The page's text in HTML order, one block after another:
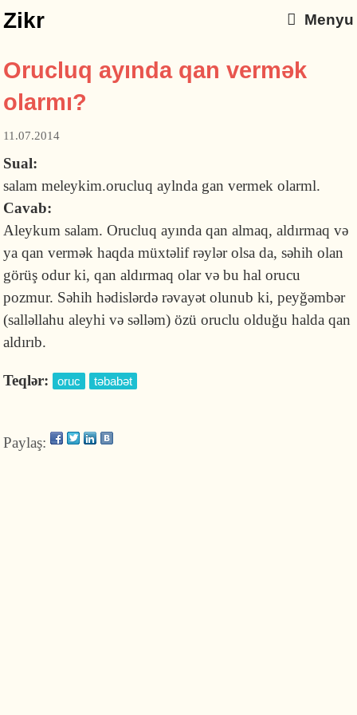
Zikr Menyu
Orucluq ayında qan vermək
olarmı?
11.07.2014
Sual:
salam meleykim.orucluq aylnda gan vermek olarml.
Cavab:
Aleykum salam. Orucluq ayında qan almaq, aldırmaq və
ya qan vermək haqda müxtəlif rəylər olsa da, səhih olan
görüş odur ki, qan aldırmaq olar və bu hal orucu
pozmur. Səhih hədislərdə rəvayət olunub ki, peyğəmbər
(salləllahu aleyhi və səlləm) özü oruclu olduğu halda qan
aldırıb.
Teqlər: oruc təbabət
Paylaş: